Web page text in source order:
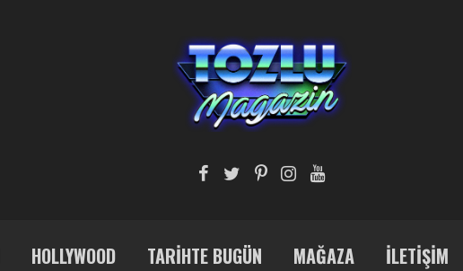
HOLLYWOOD TARIHTE BUGÜN MAĞAZA İLETIŞIM